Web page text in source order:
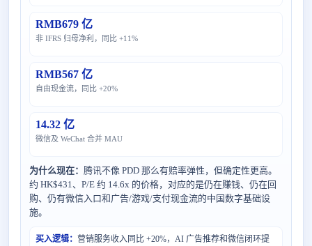
RMB679 亿
非 IFRS 归母净利，同比 +11%
RMB567 亿
自由现金流，同比 +20%
14.32 亿
微信及 WeChat 合并 MAU
为什么现在： 腾讯不像 PDD 那么有赔率弹性，但确定性更高。
约 HK$431、P/E 约 14.6x 的价格，对应的是仍在赚钱、仍在回
购、仍有微信入口和广告/游戏/支付现金流的中国数字基础设
施。
买入逻辑： 营销服务收入同比 +20%，AI 广告推荐和微信闭环提